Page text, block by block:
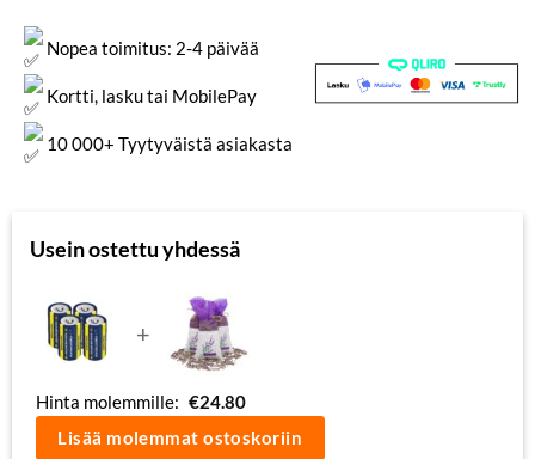
Nopea toimitus: 2-4 päivää
Kortti, lasku tai MobilePay
10 000+ Tyytyväistä asiakasta
Usein ostettu yhdessä
+
Hinta molemmille: €24.80
Lisää molemmat ostoskoriin